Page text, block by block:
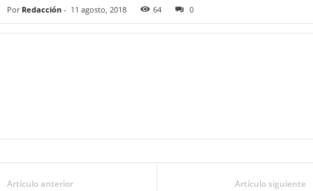
Por Redacción - 11 agosto, 2018 64 0
Artículo anterior Artículo siguiente